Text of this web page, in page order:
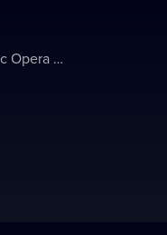
National Academic Opera and Ballet Theater of Ukraine